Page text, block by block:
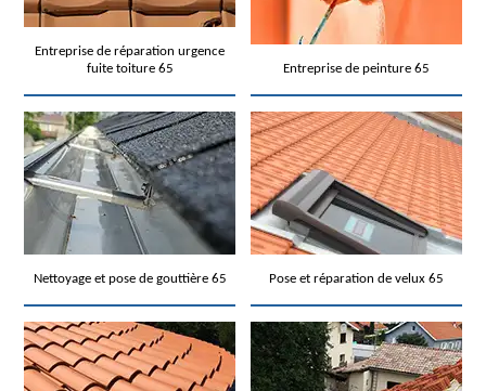
Entreprise de réparation urgence
fuite toiture 65
Entreprise de peinture 65
Nettoyage et pose de gouttière 65 Pose et réparation de velux 65